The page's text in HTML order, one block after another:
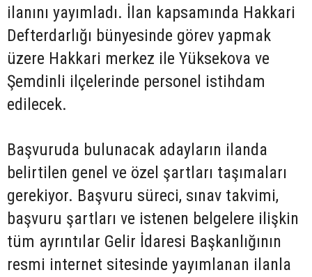
ilanını yayımladı. İlan kapsamında Hakkari
Defterdarlığı bünyesinde görev yapmak
üzere Hakkari merkez ile Yüksekova ve
Şemdinli ilçelerinde personel istihdam
edilecek.
Başvuruda bulunacak adayların ilanda
belirtilen genel ve özel şartları taşımaları
gerekiyor. Başvuru süreci, sınav takvimi,
başvuru şartları ve istenen belgelere ilişkin
tüm ayrıntılar Gelir İdaresi Başkanlığının
resmi internet sitesinde yayımlanan ilanla